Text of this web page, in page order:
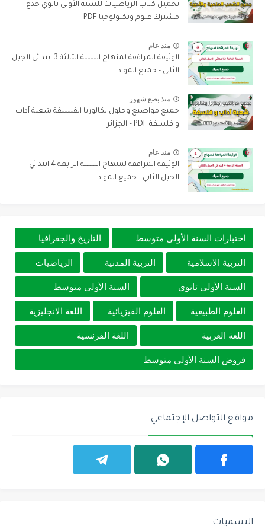
تحميل كتاب الرياضيات للسنة الأولى ثانوي جذع
مشترك علوم وتكنولوجيا PDF
منذ عام
الوثيقة المرافقة لمنهاج السنة الثالثة 3 ابتدائي الجيل
الثاني - جميع المواد
منذ بضع شهور
جميع مواضيع وحلول بكالوريا الفلسفة شعبة آداب
و فلسفة PDF – الجزائر
منذ عام
الوثيقة المرافقة لمنهاج السنة الرابعة 4 ابتدائي
الجيل الثاني - جميع المواد
اختبارات السنة الأولى متوسط التاريخ والجغرافيا
التربية الاسلامية التربية المدنية الرياضيات
السنة الأولى ثانوي السنة الأولى متوسط
العلوم الطبيعية العلوم الفيزيائية اللغة الانجليزية
اللغة العربية اللغة الفرنسية
فروض السنة الأولى متوسط
مواقع التواصل الإجتماعي
التسميات